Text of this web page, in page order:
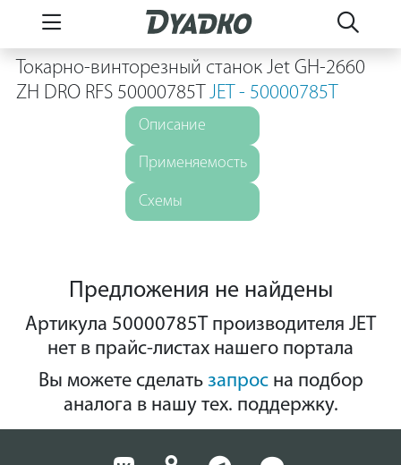
Токарно-винторезный станок Jet GH-2660
ZH DRO RFS 50000785T JET - 50000785T
Описание
Применяемость
Схемы
Предложения не найдены
Артикула 50000785T производителя JET
нет в прайс-листах нашего портала
Вы можете сделать запросна подбор
аналога в нашу тех. поддержку.